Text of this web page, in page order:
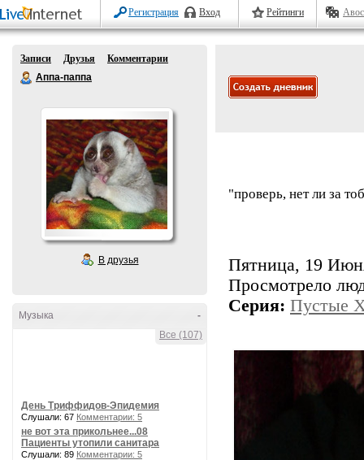
Регистрация Вход Рейтинги
Записи Друзья
Комментарии
Аппа-паппа
В друзья
-
Музыка
Все (107)
День Триффидов-Эпидемия
Слушали: 67 Комментарии: 5
не вот эта прикольнее...08
Пациенты утопили санитара
Слушали: 89 Комментарии: 5
"проверь, нет ли за
Пятница, 19
Просмотрело
Серия: Пустые